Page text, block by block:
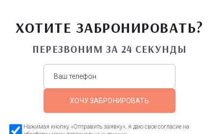
ХОТИТЕ ЗАБРОНИРОВАТЬ?
ПЕРЕЗВОНИМ ЗА 24 СЕКУНДЫ
ХОЧУ ЗАБРОНИРОВАТЬ
Нажимая кнопку «Отправить заявку», я даю свое согласие на